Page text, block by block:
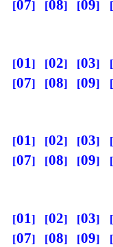
07 08 09
01 02 03
07
08 09
01 02 03
07
08 09
01 02 03
07
08 09